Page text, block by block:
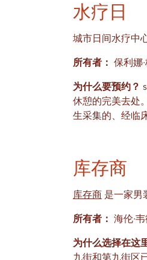
水疗日
城市日间水疗中
所有者： 保利娜
为什么要预约？
休憩的完美去处。
生采集的、经临
库存商
库存商 是一家男
所有者： 海伦·
为什么选择在这